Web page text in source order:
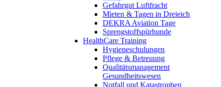
Gefahrgut Luftfracht
Mieten & Tagen in Dreieich
DEKRA Aviation Tage
Sprengstoffspürhunde
HealthCare Training
Hygieneschulungen
Pflege & Betreuung
Qualitätsmanagement
Gesundheitswesen
Notfall und Katastrophen